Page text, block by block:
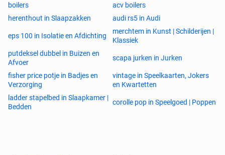
boilers
acv boilers
herenthout in Slaapzakken
audi rs5 in Audi
eps 100 in Isolatie en Afdichting
merchtem in Kunst | Schilderijen |
Klassiek
putdeksel dubbel in Buizen en
Afvoer
scapa jurken in Jurken
fisher price potje in Badjes en
Verzorging
vintage in Speelkaarten, Jokers
en Kwartetten
ladder stapelbed in Slaapkamer |
Bedden
corolle pop in Speelgoed | Poppen